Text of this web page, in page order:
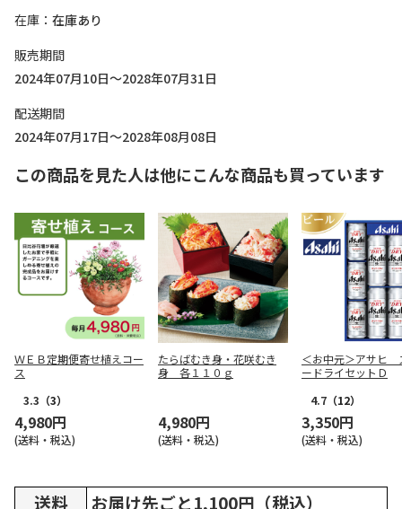
在庫
在庫あり
販売期間
2024年07月10日～2028年07月31日
配送期間
2024年07月17日～2028年08月08日
この商品を見た人は他にこんな商品も買っています
ＷＥＢ定期便寄せ植えコー
ス
3.3 （3）
4,980円
(送料・税込)
たらばむき身・花咲むき
身 各１１０ｇ
4,980円
(送料・税込)
＜お中元＞アサヒ
ードライセットＤ
4.7 （12）
3,350円
(送料・税込)
送料
お届け先ごと1,100円（税込）